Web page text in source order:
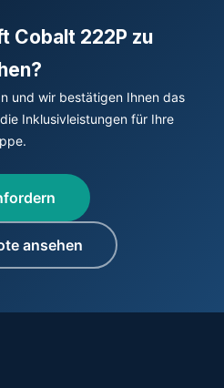
Cobalt 222P zu
und wir bestätigen Ihnen das
Inklusivleistungen für Ihre
ansehen